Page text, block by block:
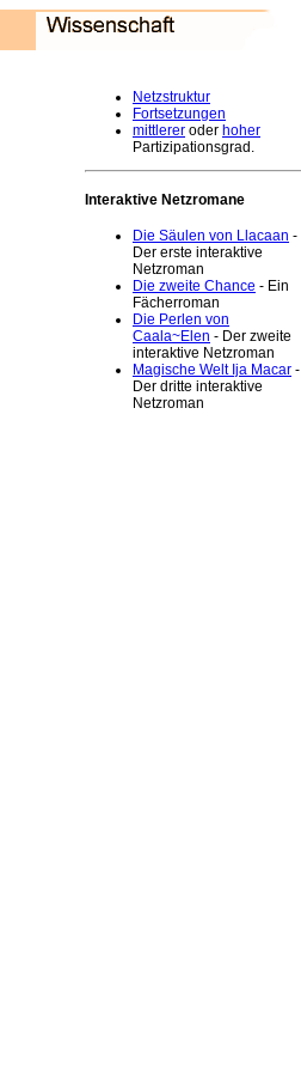
Netzstruktur
Fortsetzungen
mittlerer oder hoher
Partizipationsgrad.
Interaktive Netzromane
Die Säulen von Llacaan -
Der erste interaktive
Netzroman
Die zweite Chance - Ein
Fächerroman
Die Perlen von
Caala~Elen - Der zweite
interaktive Netzroman
Magische Welt Ija Macar -
Der dritte interaktive
Netzroman